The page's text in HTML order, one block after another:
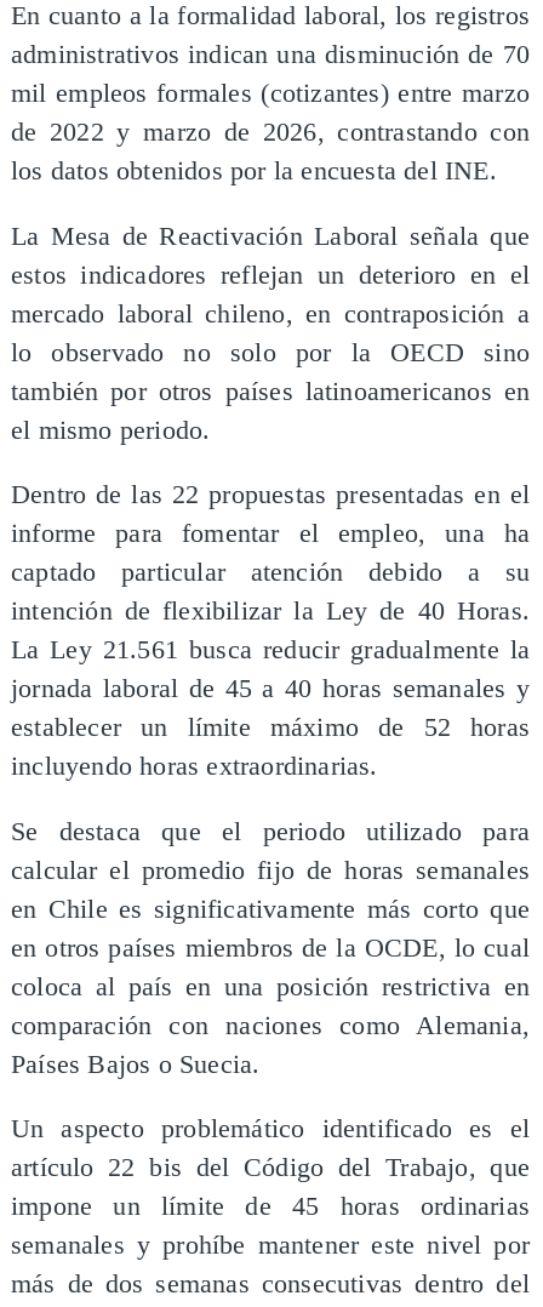
En cuanto a la formalidad laboral, los registros
administrativos indican una disminución de 70
mil empleos formales (cotizantes) entre marzo
de 2022 y marzo de 2026, contrastando con
los datos obtenidos por la encuesta del INE.
La Mesa de Reactivación Laboral señala que
estos indicadores reflejan un deterioro en el
mercado laboral chileno, en contraposición a
lo observado no solo por la OECD sino
también por otros países latinoamericanos en
el mismo periodo.
Dentro de las 22 propuestas presentadas en el
informe para fomentar el empleo, una ha
captado particular atención debido a su
intención de flexibilizar la Ley de 40 Horas.
La Ley 21.561 busca reducir gradualmente la
jornada laboral de 45 a 40 horas semanales y
establecer un límite máximo de 52 horas
incluyendo horas extraordinarias.
Se destaca que el periodo utilizado para
calcular el promedio fijo de horas semanales
en Chile es significativamente más corto que
en otros países miembros de la OCDE, lo cual
coloca al país en una posición restrictiva en
comparación con naciones como Alemania,
Países Bajos o Suecia.
Un aspecto problemático identificado es el
artículo 22 bis del Código del Trabajo, que
impone un límite de 45 horas ordinarias
semanales y prohíbe mantener este nivel por
más de dos semanas consecutivas dentro del